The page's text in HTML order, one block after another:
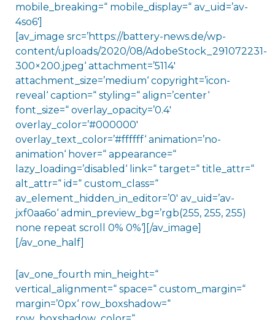
mobile_breaking=“ mobile_display=“ av_uid=’av-
4so6′]
[av_image src=’https://battery-news.de/wp-
content/uploads/2020/08/AdobeStock_291072231-
300×200.jpeg‘ attachment=’5114′
attachment_size=’medium‘ copyright=’icon-
reveal‘ caption=“ styling=“ align=’center‘
font_size=“ overlay_opacity=’0.4′
overlay_color=’#000000′
overlay_text_color=’#ffffff‘ animation=’no-
animation‘ hover=“ appearance=“
lazy_loading=’disabled‘ link=“ target=“ title_attr=“
alt_attr=“ id=“ custom_class=“
av_element_hidden_in_editor=’0′ av_uid=’av-
jxf0aa6o‘ admin_preview_bg=’rgb(255, 255, 255)
none repeat scroll 0% 0%‘][/av_image]
[/av_one_half]
[av_one_fourth min_height=“
vertical_alignment=“ space=“ custom_margin=“
margin=’0px‘ row_boxshadow=“